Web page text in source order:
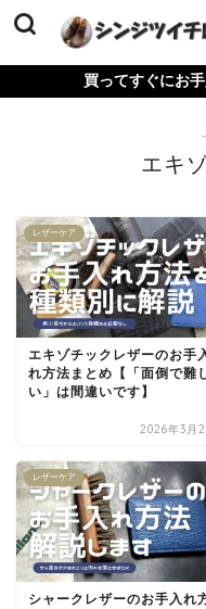
買ってすぐにお
エキ
レザーケア
エキゾチックレザーのお手
れ方法まとめ【「面倒で難
い」は間違いです】
2026年3月
レザーケア
シャークレザーのお手入れ